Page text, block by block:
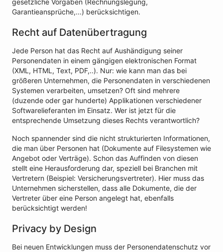
gesetzliche Vorgaben (Rechnungslegung,
Garantieansprüche,...) berücksichtigen.
Recht auf Datenübertragung
Jede Person hat das Recht auf Aushändigung seiner
Personendaten in einem gängigen elektronischen Format
(XML, HTML, Text, PDF,..). Nur: wie kann man das bei
größeren Unternehmen, die Personendaten in verschiedenen
Systemen verarbeiten, umsetzen? Oft sind mehrere
(duzende oder gar hunderte) Applikationen verschiedener
Softwarelieferanten im Einsatz. Wer ist jetzt für die
entsprechende Umsetzung dieses Rechts verantwortlich?
Noch spannender sind die nicht strukturierten Informationen,
die man über Personen hat (Dokumente auf Filesystemen wie
Angebot oder Verträge). Schon das Auffinden von diesen
stellt eine Herausforderung dar, speziell bei Branchen mit
Vertretern (Beispiel: Versicherungsvertreter). Hier muss das
Unternehmen sicherstellen, dass alle Dokumente, die der
Vertreter über eine Person angelegt hat, ebenfalls
berücksichtigt werden!
Privacy by Design
Bei neuen Entwicklungen muss der Personendatenschutz vor